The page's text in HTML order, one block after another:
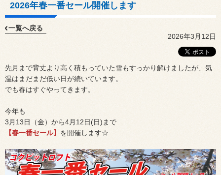
2026年春一番セール開催します
一覧へ戻る
2026年3月12日
先月まで背丈より高く積もっていた雪もすっかり解けましたが、気
温はまだまだ低い日が続いています。
でも春はすぐやってきます。
今年も
3月13日（金）から4月12日(日)まで
【春一番セール】 を開催します☆